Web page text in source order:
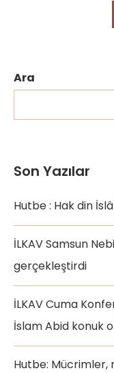
Ara
Son Yazılar
Hutbe : Hak din
İLKAV Samsun
gerçekleştirdi
İLKAV Cuma
İslam Abid konuk
Hutbe: Mücrimler,